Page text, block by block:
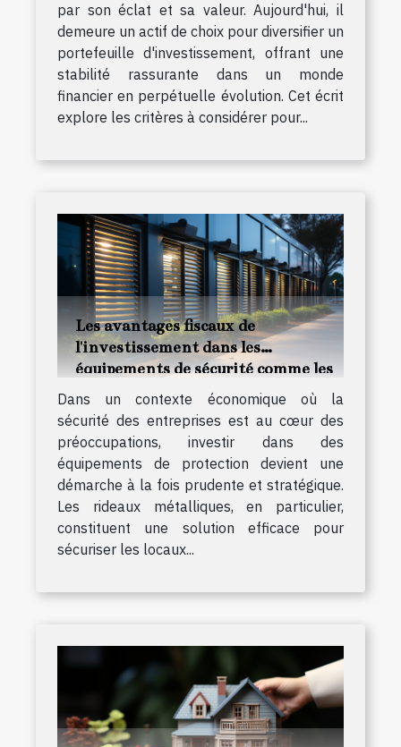
par son éclat et sa valeur. Aujourd'hui, il
demeure un actif de choix pour diversifier un
portefeuille d'investissement, offrant une
stabilité rassurante dans un monde
financier en perpétuelle évolution. Cet écrit
explore les critères à considérer pour...
Les avantages fiscaux de
l'investissement dans les
équipements de sécurité comme les
rideaux métalliques
Dans un contexte économique où la
sécurité des entreprises est au cœur des
préoccupations, investir dans des
équipements de protection devient une
démarche à la fois prudente et stratégique.
Les rideaux métalliques, en particulier,
constituent une solution efficace pour
sécuriser les locaux...